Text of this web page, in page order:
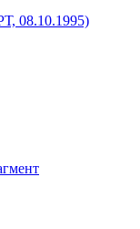
08.10.1995)